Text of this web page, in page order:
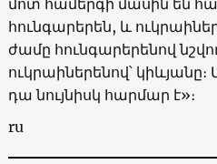
մոտ համերգի մասին են
հունգարերեն, և
ժամը հունգարերենով
ուկրաիներենով՝
դա նույնիսկ հարմար է»։
ru